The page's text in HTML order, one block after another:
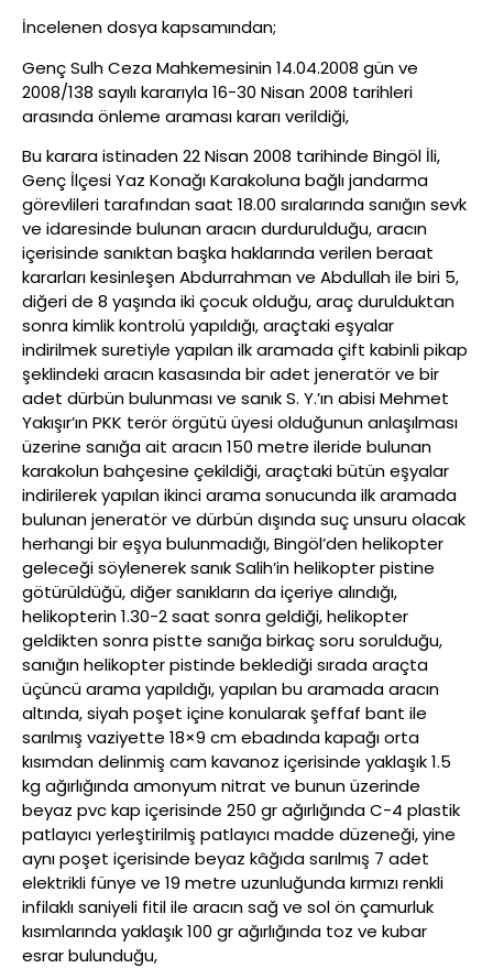
İncelenen dosya kapsamından;
Genç Sulh Ceza Mahkemesinin 14.04.2008 gün ve
2008/138 sayılı kararıyla 16-30 Nisan 2008 tarihleri
arasında önleme araması kararı verildiği,
Bu karara istinaden 22 Nisan 2008 tarihinde Bingöl İli,
Genç İlçesi Yaz Konağı Karakoluna bağlı jandarma
görevlileri tarafından saat 18.00 sıralarında sanığın sevk
ve idaresinde bulunan aracın durdurulduğu, aracın
içerisinde sanıktan başka haklarında verilen beraat
kararları kesinleşen Abdurrahman ve Abdullah ile biri 5,
diğeri de 8 yaşında iki çocuk olduğu, araç durulduktan
sonra kimlik kontrolü yapıldığı, araçtaki eşyalar
indirilmek suretiyle yapılan ilk aramada çift kabinli pikap
şeklindeki aracın kasasında bir adet jeneratör ve bir
adet dürbün bulunması ve sanık S. Y.’ın abisi Mehmet
Yakışır’ın PKK terör örgütü üyesi olduğunun anlaşılması
üzerine sanığa ait aracın 150 metre ileride bulunan
karakolun bahçesine çekildiği, araçtaki bütün eşyalar
indirilerek yapılan ikinci arama sonucunda ilk aramada
bulunan jeneratör ve dürbün dışında suç unsuru olacak
herhangi bir eşya bulunmadığı, Bingöl’den helikopter
geleceği söylenerek sanık Salih’in helikopter pistine
götürüldüğü, diğer sanıkların da içeriye alındığı,
helikopterin 1.30-2 saat sonra geldiği, helikopter
geldikten sonra pistte sanığa birkaç soru sorulduğu,
sanığın helikopter pistinde beklediği sırada araçta
üçüncü arama yapıldığı, yapılan bu aramada aracın
altında, siyah poşet içine konularak şeffaf bant ile
sarılmış vaziyette 18×9 cm ebadında kapağı orta
kısımdan delinmiş cam kavanoz içerisinde yaklaşık 1.5
kg ağırlığında amonyum nitrat ve bunun üzerinde
beyaz pvc kap içerisinde 250 gr ağırlığında C-4 plastik
patlayıcı yerleştirilmiş patlayıcı madde düzeneği, yine
aynı poşet içerisinde beyaz kâğıda sarılmış 7 adet
elektrikli fünye ve 19 metre uzunluğunda kırmızı renkli
infilaklı saniyeli fitil ile aracın sağ ve sol ön çamurluk
kısımlarında yaklaşık 100 gr ağırlığında toz ve kubar
esrar bulunduğu,